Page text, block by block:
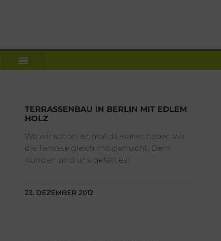
TERRASSENBAU IN BERLIN MIT EDLEM
HOLZ
Wo wir schon einmal da waren haben wir
die Terrasse gleich mit gemacht. Dem
Kunden und uns gefällt es!
23. DEZEMBER 2012